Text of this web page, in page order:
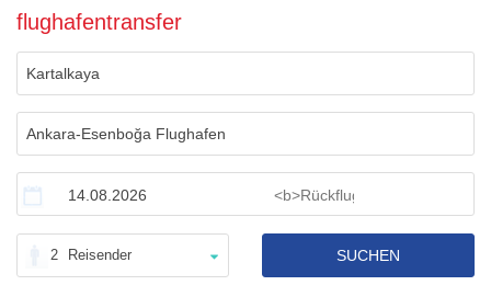
flughafentransfer
2 Reisender SUCHEN